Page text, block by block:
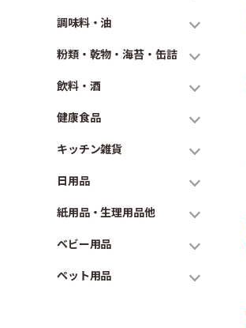
調味料・油
粉類・乾物・海苔・缶詰
飲料・酒
健康食品
キッチン雑貨
日用品
紙用品・生理用品他
ベビー用品
ペット用品